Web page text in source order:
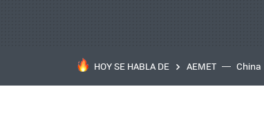
HOY SE HABLA DE AEMET China